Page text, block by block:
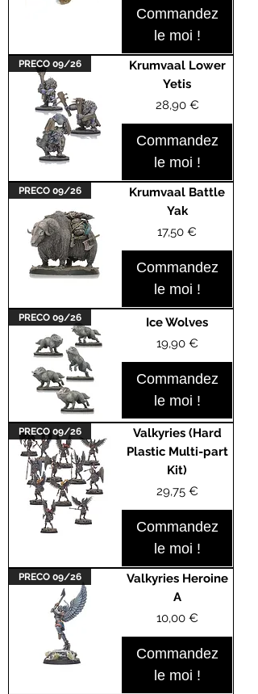
Commandez
le moi !
PRECO 09/26
Krumvaal Lower
Yetis
Prix
28,90 €
Commandez
le moi !
PRECO 09/26
Krumvaal Battle
Yak
Prix
17,50 €
Commandez
le moi !
PRECO 09/26
Ice Wolves
Prix
19,90 €
Commandez
le moi !
PRECO 09/26
Valkyries (Hard
Plastic Multi-part
Kit)
Prix
29,75 €
Commandez
le moi !
PRECO 09/26
Valkyries Heroine
A
Prix
10,00 €
Commandez
le moi !